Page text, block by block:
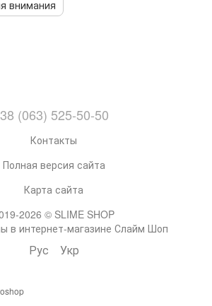
внимания
(063) 525-50-50
Контакты
Полная версия сайта
Карта сайта
2026 © SLIME SHOP
в интернет-магазине Слайм Шоп
Рус Укр